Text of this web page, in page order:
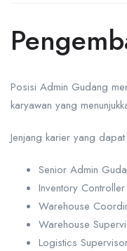
Posisi Admin Gudang
karyawan yang
Jenjang karier yang
Senior Admin
Inventory Controller
Warehouse
Warehouse
Logistics